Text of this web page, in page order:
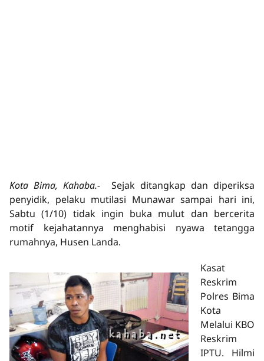
Kota Bima, Kahaba.- Sejak ditangkap dan diperiksa
penyidik, pelaku mutilasi Munawar sampai hari ini,
Sabtu (1/10) tidak ingin buka mulut dan bercerita
motif kejahatannya menghabisi nyawa tetangga
rumahnya, Husen Landa.
Kasat
Reskrim
Polres Bima
Kota
Melalui KBO
Reskrim
IPTU. Hilmi